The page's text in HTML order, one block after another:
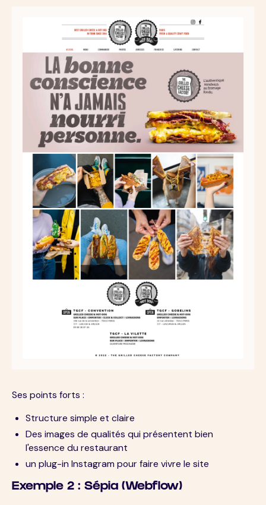
Ses points forts :
Structure simple et claire
Des images de qualités qui présentent bien
l'essence du restaurant
un plug-in Instagram pour faire vivre le site
Exemple 2 : Sépia (Webflow)